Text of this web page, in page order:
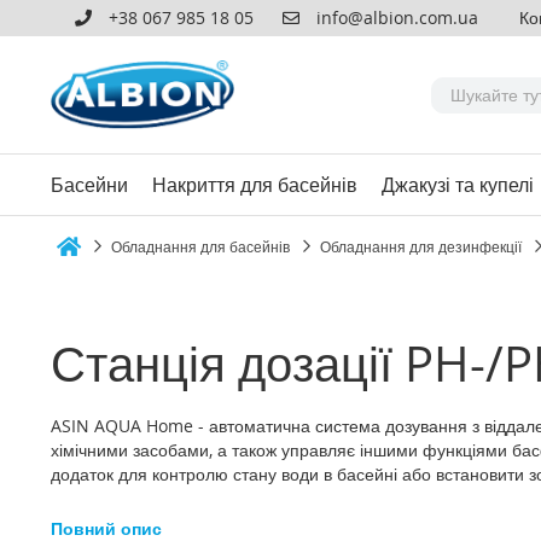
+38 067 985 18 05 info@albion.com.ua
Басейни Накриття для басейнів Джакузі та купелі
Обладнання для басейнів Обладнання для дезинфекції
Станція дозації
ASIN AQUA Home - автоматична система дозування з
хімічними засобами, а також управляє іншими функціями
додаток для контролю стану води в басейні або встановити
Повний опис